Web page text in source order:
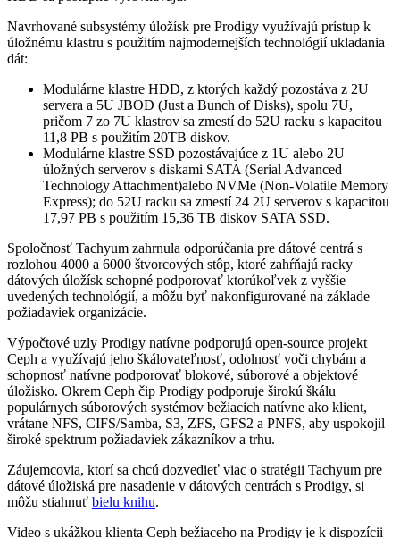
Navrhované subsystémy úložísk pre Prodigy využívajú prístup k
úložnému klastru s použitím najmodernejších technológií ukladania
dát:
Modulárne klastre HDD, z ktorých každý pozostáva z 2U
servera a 5U JBOD (Just a Bunch of Disks), spolu 7U,
pričom 7 zo 7U klastrov sa zmestí do 52U racku s kapacitou
11,8 PB s použitím 20TB diskov.
Modulárne klastre SSD pozostávajúce z 1U alebo 2U
úložných serverov s diskami SATA (Serial Advanced
Technology Attachment)alebo NVMe (Non-Volatile Memory
Express); do 52U racku sa zmestí 24 2U serverov s kapacitou
17,97 PB s použitím 15,36 TB diskov SATA SSD.
Spoločnosť Tachyum zahrnula odporúčania pre dátové centrá s
rozlohou 4000 a 6000 štvorcových stôp, ktoré zahŕňajú racky
dátových úložísk schopné podporovať ktorúkoľvek z vyššie
uvedených technológií, a môžu byť nakonfigurované na základe
požiadaviek organizácie.
Výpočtové uzly Prodigy natívne podporujú open-source projekt
Ceph a využívajú jeho škálovateľnosť, odolnosť voči chybám a
schopnosť natívne podporovať blokové, súborové a objektové
úložisko. Okrem Ceph čip Prodigy podporuje širokú škálu
populárnych súborových systémov bežiacich natívne ako klient,
vrátane NFS, CIFS/Samba, S3, ZFS, GFS2 a PNFS, aby uspokojil
široké spektrum požiadaviek zákazníkov a trhu.
Záujemcovia, ktorí sa chcú dozvedieť viac o stratégii Tachyum pre
dátové úložiská pre nasadenie v dátových centrách s Prodigy, si
môžu stiahnuť bielu knihu.
Video s ukážkou klienta Ceph bežiaceho na Prodigy je k dispozícii